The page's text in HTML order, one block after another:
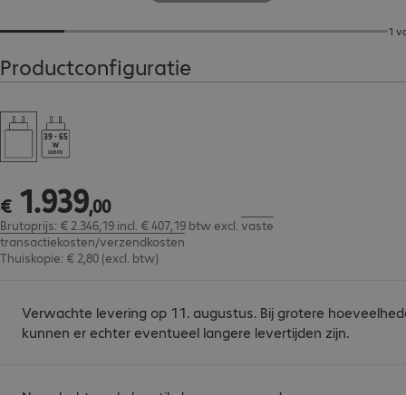
1
Productconfiguratie
39 - 65
USB PD
€ 1.939,00
€ 1.939,00
Brutoprijs: € 2.346,19 incl. € 407,19 btw excl. vaste
transactiekosten/verzendkosten
Thuiskopie: € 2,80 (excl. btw)
Verwachte levering op 11. augustus. Bij grotere
kunnen er echter eventueel langere levertijden zijn.